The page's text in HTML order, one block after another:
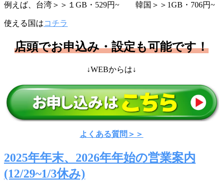
例えば、台湾＞＞１GB・529円~ 韓国＞＞1GB・706円~
使える国はコチラ
店頭でお申込み・設定も可能です！
↓WEBからは↓
よくある質問＞＞
2025年年末、2026年年始の営業案内
(12/29~1/3休み)